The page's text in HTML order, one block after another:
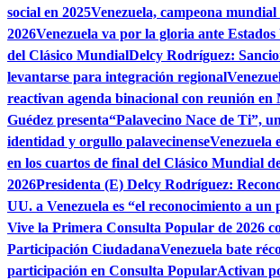
social en 2025Venezuela, campeona mundial
2026Venezuela va por la gloria ante
del Clásico MundialDelcy Rodríguez:
levantarse para integración regional
reactivan agenda binacional con reunión en
Guédez presenta“Palavecino Nace de Ti”,
identidad y orgullo palavecinenseVenezuela
en los cuartos de final del Clásico Mundial
2026Presidenta (E) Delcy Rodríguez:
UU. a Venezuela es “el reconocimiento a un
Vive la Primera Consulta Popular de 2026
Participación CiudadanaVenezuela bate
participación en Consulta PopularActivan